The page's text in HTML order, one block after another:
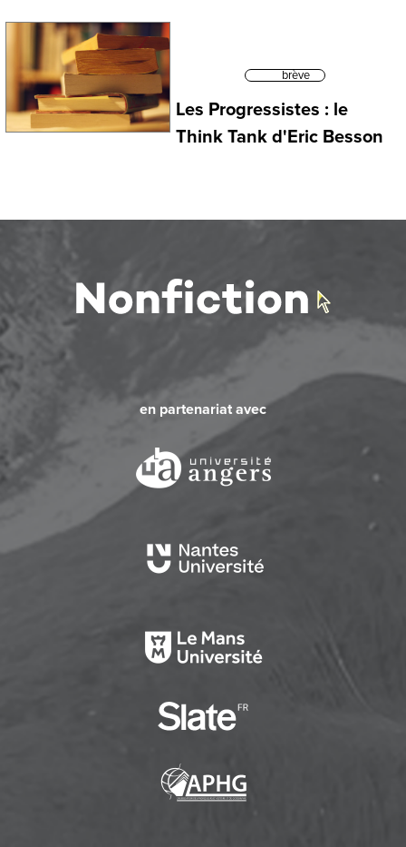
brève
Les Progressistes : le
Think Tank d'Eric Besson
en partenariat avec